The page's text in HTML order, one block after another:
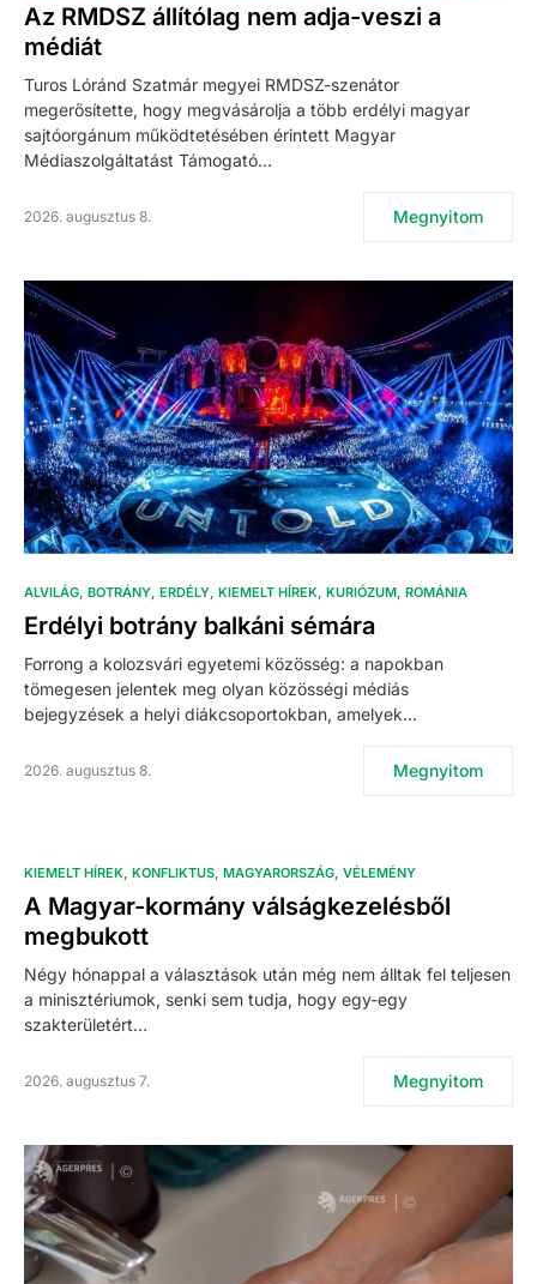
Az RMDSZ állítólag nem adja-veszi a
médiát
Turos Lóránd Szatmár megyei RMDSZ-szenátor
megerősítette, hogy megvásárolja a több erdélyi magyar
sajtóorgánum működtetésében érintett Magyar
Médiaszolgáltatást Támogató…
2026. augusztus 8. Megnyitom
ALVILÁG BOTRÁNY ERDÉLY KIEMELT HÍREK KURIÓZUM ROMÁNIA
Erdélyi botrány balkáni sémára
Forrong a kolozsvári egyetemi közösség: a napokban
tömegesen jelentek meg olyan közösségi médiás
bejegyzések a helyi diákcsoportokban, amelyek…
2026. augusztus 8. Megnyitom
KIEMELT HÍREK KONFLIKTUS MAGYARORSZÁG VÉLEMÉNY
A Magyar-kormány válságkezelésből
megbukott
Négy hónappal a választások után még nem álltak fel teljesen
a minisztériumok, senki sem tudja, hogy egy-egy
szakterületért…
2026. augusztus 7. Megnyitom